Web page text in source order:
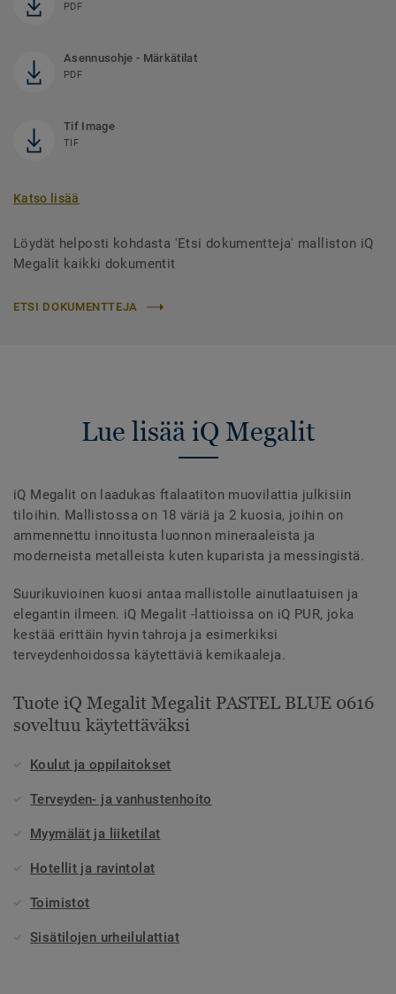
PDF
Asennusohje - Märkätilat
PDF
Tif Image
TIF
Katso lisää
Löydät helposti kohdasta 'Etsi dokumentteja' malliston iQ
Megalit kaikki dokumentit
ETSI DOKUMENTTEJA
Lue lisää iQ Megalit
iQ Megalit on laadukas ftalaatiton muovilattia julkisiin
tiloihin. Mallistossa on 18 väriä ja 2 kuosia, joihin on
ammennettu innoitusta luonnon mineraaleista ja
moderneista metalleista kuten kuparista ja messingistä.
Suurikuvioinen kuosi antaa mallistolle ainutlaatuisen ja
elegantin ilmeen. iQ Megalit -lattioissa on iQ PUR, joka
kestää erittäin hyvin tahroja ja esimerkiksi
terveydenhoidossa käytettäviä kemikaaleja.
Tuote iQ Megalit Megalit PASTEL BLUE 0616
soveltuu käytettäväksi
Koulut ja oppilaitokset
Terveyden- ja vanhustenhoito
Myymälät ja liiketilat
Hotellit ja ravintolat
Toimistot
Sisätilojen urheilulattiat